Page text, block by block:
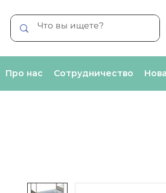
Про нас Сотрудничество